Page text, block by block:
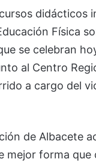
didácticos
Física
se celebran
al Centro
a cargo del
de Albacete
forma que